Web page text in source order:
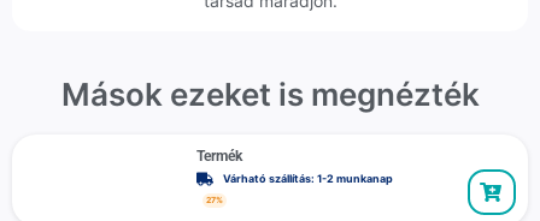
Mások ezeket is megnézték
Termék
Várható szállítás: 1-2 munkanap
27%